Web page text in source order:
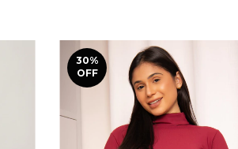
30%
OFF